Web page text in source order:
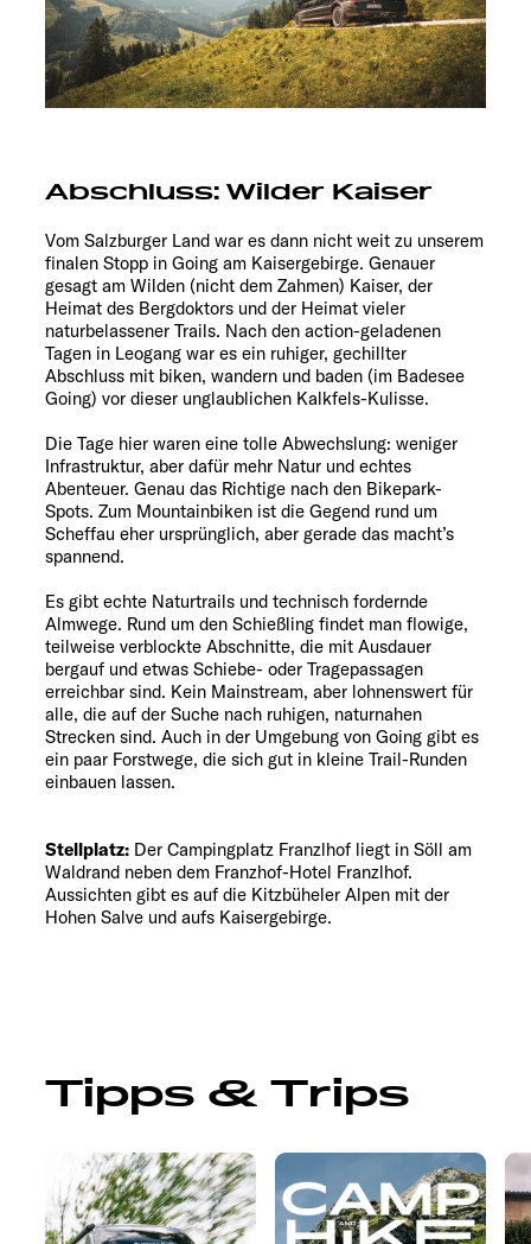
Abschluss: Wilder Kaiser
Vom Salzburger Land war es dann nicht weit zu unserem
finalen Stopp in Going am Kaisergebirge. Genauer
gesagt am Wilden (nicht dem Zahmen) Kaiser, der
Heimat des Bergdoktors und der Heimat vieler
naturbelassener Trails. Nach den action-geladenen
Tagen in Leogang war es ein ruhiger, gechillter
Abschluss mit biken, wandern und baden (im Badesee
Going) vor dieser unglaublichen Kalkfels-Kulisse.
Die Tage hier waren eine tolle Abwechslung: weniger
Infrastruktur, aber dafür mehr Natur und echtes
Abenteuer. Genau das Richtige nach den Bikepark-
Spots. Zum Mountainbiken ist die Gegend rund um
Scheffau eher ursprünglich, aber gerade das macht’s
spannend.
Es gibt echte Naturtrails und technisch fordernde
Almwege. Rund um den Schießling findet man flowige,
teilweise verblockte Abschnitte, die mit Ausdauer
bergauf und etwas Schiebe- oder Tragepassagen
erreichbar sind. Kein Mainstream, aber lohnenswert für
alle, die auf der Suche nach ruhigen, naturnahen
Strecken sind. Auch in der Umgebung von Going gibt es
ein paar Forstwege, die sich gut in kleine Trail-Runden
einbauen lassen.
Stellplatz: Der Campingplatz Franzlhof liegt in Söll am
Waldrand neben dem Franzhof-Hotel Franzlhof.
Aussichten gibt es auf die Kitzbüheler Alpen mit der
Hohen Salve und aufs Kaisergebirge.
Tipps & Trips